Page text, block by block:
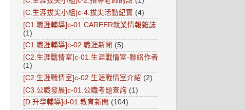
[C.生涯拔尖小組]c-4.拔尖活動紀實 (4)
[C1.職涯輔導]c-01.CAREER就業情報雜誌
(1)
[C1.職涯輔導]c-02.職涯新聞 (5)
[C2.生涯戰情室]c-01.生涯戰情室-聯絡作者
(1)
[C2.生涯戰情室]c-02.生涯戰情室介紹 (2)
[C3.公職發展]c-01.公職考題查詢 (1)
[D.升學輔導]d-01.教育新聞 (104)